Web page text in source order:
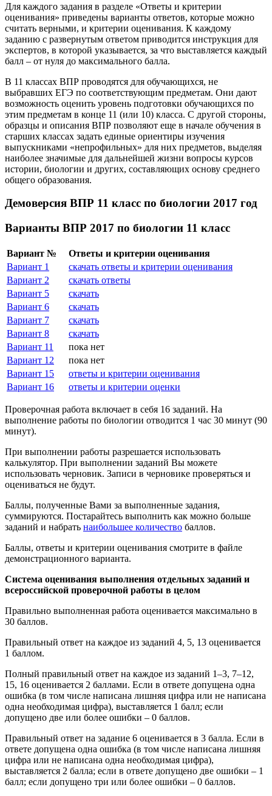
Для каждого задания в разделе «Ответы и критерии
оценивания» приведены варианты ответов, которые можно
считать верными, и критерии оценивания. К каждому
заданию с развернутым ответом приводится инструкция для
экспертов, в которой указывается, за что выставляется каждый
балл – от нуля до максимального балла.
В 11 классах ВПР проводятся для обучающихся, не
выбравших ЕГЭ по соответствующим предметам. Они дают
возможность оценить уровень подготовки обучающихся по
этим предметам в конце 11 (или 10) класса. С другой стороны,
образцы и описания ВПР позволяют еще в начале обучения в
старших классах задать единые ориентиры изучения
выпускниками «непрофильных» для них предметов, выделяя
наиболее значимые для дальнейшей жизни вопросы курсов
истории, биологии и других, составляющих основу среднего
общего образования.
Демоверсия ВПР 11 класс по биологии 2017 год
Варианты ВПР 2017 по биологии 11 класс
Вариант №
Ответы и критерии оценивания
Вариант 1
скачать ответы и критерии оценивания
Вариант 2
скачать ответы
Вариант 5
скачать
Вариант 6
скачать
Вариант 7
скачать
Вариант 8
скачать
Вариант 11
пока нет
Вариант 12
пока нет
Вариант 15
ответы и критерии оценивания
Вариант 16
ответы и критерии оценки
Проверочная работа включает в себя 16 заданий. На
выполнение работы по биологии отводится 1 час 30 минут (90
минут).
При выполнении работы разрешается использовать
калькулятор. При выполнении заданий Вы можете
использовать черновик. Записи в черновике проверяться и
оцениваться не будут.
Баллы, полученные Вами за выполненные задания,
суммируются. Постарайтесь выполнить как можно больше
заданий и набрать наибольшее количество баллов.
Баллы, ответы и критерии оценивания смотрите в файле
демонстрационного варианта.
Система оценивания выполнения отдельных заданий и
всероссийской проверочной работы в целом
Правильно выполненная работа оценивается максимально в
30 баллов.
Правильный ответ на каждое из заданий 4, 5, 13 оценивается
1 баллом.
Полный правильный ответ на каждое из заданий 1–3, 7–12,
15, 16 оценивается 2 баллами. Если в ответе допущена одна
ошибка (в том числе написана лишняя цифра или не написана
одна необходимая цифра), выставляется 1 балл; если
допущено две или более ошибки – 0 баллов.
Правильный ответ на задание 6 оценивается в 3 балла. Если в
ответе допущена одна ошибка (в том числе написана лишняя
цифра или не написана одна необходимая цифра),
выставляется 2 балла; если в ответе допущено две ошибки – 1
балл; если допущено три или более ошибки – 0 баллов.